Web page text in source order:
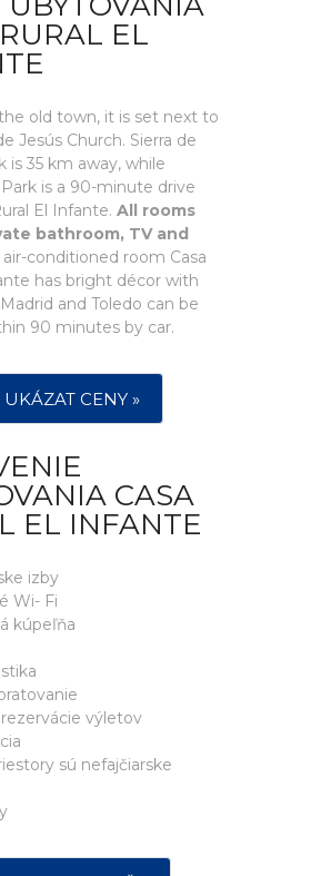
EL
old town, it is set next to
Jesús Church. Sierra de
is 35 km away, while
is a 90-minute drive
El Infante. All rooms
bathroom, TV and
air-conditioned room Casa
has bright décor with
and Toledo can be
90 minutes by car.
UKÁZAT CENY »
CASA
EL INFANTE
izby
Wi- Fi
kúpeľňa
výletov
sú nefajčiarske